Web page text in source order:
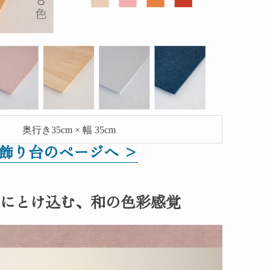
奥行き35cm × 幅 35cm
り台のページへ >
とけ込む、和の色彩感覚